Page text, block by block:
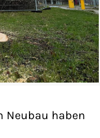
Neubau haben